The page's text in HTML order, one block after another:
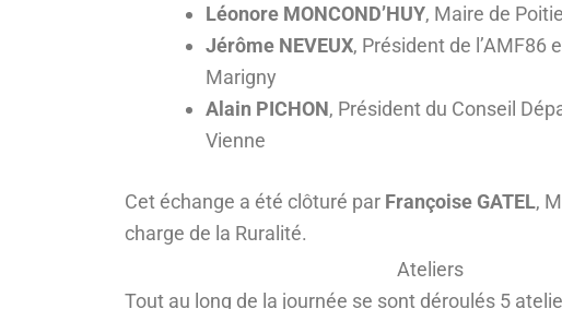
Léonore MONCOND’HUY, Maire de
Jérôme NEVEUX, Président de l’AMF86
Marigny
Alain PICHON, Président du Conseil
Vienne
Cet échange a été clôturé par Françoise GATEL,
charge de la Ruralité.
Ateliers
Tout au long de la journée se sont déroulés 5